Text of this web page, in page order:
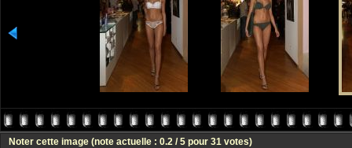
Noter cette image (note actuelle : 0.2 / 5 pour 31 votes)